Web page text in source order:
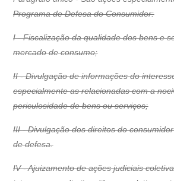
Programa de Defesa do Consumidor:
I - Fiscalização da qualidade dos bens e
mercado de consumo;
II - Divulgação de informações do
especialmente as relacionadas com a
periculosidade de bens ou serviços;
III - Divulgação dos direitos do
de defesa.
IV - Ajuizamento de ações judiciais